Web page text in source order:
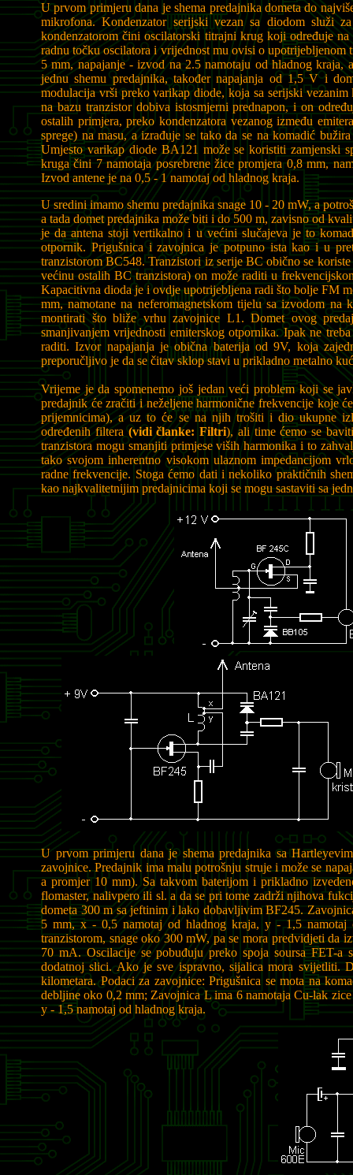
U prvom primjeru dana je shema predajnika dometa do
mikrofona. Kondenzator serijski vezan sa diodom služi
kondenzatorom čini oscilatorski titrajni krug koji određuje
radnu točku oscilatora i vrijednost mu ovisi o
5 mm, napajanje - izvod na 2.5 namotaju od hladnog
jednu shemu predajnika, također napajanja od 1,5 V i
modulacija vrši preko varikap diode, koja sa serijski
na bazu tranzistor dobiva istosmjerni prednapon, i on
ostalih primjera, preko kondenzatora vezanog između
sprege) na masu, a izrađuje se tako da se na komadić
Umjesto varikap diode BA121 može se koristiti zamjenski
kruga čini 7 namotaja posrebrene žice promjera 0,8 mm,
Izvod antene je na 0,5 - 1 namotaj od hladnog kraja.
U sredini imamo shemu predajnika snage 10 - 20 mW, a
a tada domet predajnika može biti i do 500 m, zavisno od
je da antena stoji vertikalno i u većini slučajeva je to
otpornik. Prigušnica i zavojnica je potpuno ista kao i u
tranzistorom BC548. Tranzistori iz serije BC obično se
većinu ostalih BC tranzistora) on može raditi u
Kapacitivna dioda je i ovdje upotrijebljena radi što bolje FM
mm, namotane na neferomagnetskom tijelu sa izvodom
montirati što bliže vrhu zavojnice L1. Domet ovog
smanjivanjem vrijednosti emiterskog otpornika. Ipak ne
raditi. Izvor napajanja je obična baterija od 9V, koja
preporučljivo je da se čitav sklop stavi u prikladno metalno
Vrijeme je da spomenemo još jedan veći problem koji se
predajnik će zračiti i neželjene harmonične frekvencije koje
prijemnicima), a uz to će se na njih trošiti i dio ukupne
određenih filtera(vidi članke: Filtri), ali time ćemo se
tranzistora mogu smanjiti primjese viših harmonika i to
tako svojom inherentno visokom ulaznom impedancijom
radne frekvencije. Stoga ćemo dati i nekoliko praktičnih
kao najkvalitetnijim predajnicima koji se mogu sastaviti sa
U prvom primjeru dana je shema predajnika sa
zavojnice. Predajnik ima malu potrošnju struje i može se
a promjer 10 mm). Sa takvom baterijom i prikladno
flomaster, nalivpero ili sl. a da se pri tome zadrži njihova
dometa 300 m sa jeftinim i lako dobavljivim BF245.
5 mm, x - 0,5 namotaj od hladnog kraja, y - 1,5 namotaj
tranzistorom, snage oko 300 mW, pa se mora predvidjeti da
70 mA. Oscilacije se pobuđuju preko spoja soursa FET-a
dodatnoj slici. Ako je sve ispravno, sijalica mora
kilometara. Podaci za zavojnice: Prigušnica se mota na
debljine oko 0,2 mm; Zavojnica L ima 6 namotaja Cu-lak
y - 1,5 namotaj od hladnog kraja.